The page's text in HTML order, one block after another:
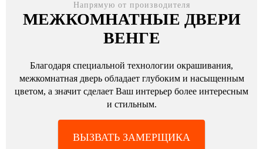
Напрямую от производителя
МЕЖКОМНАТНЫЕ ДВЕРИ
ВЕНГЕ
Благодаря специальной технологии окрашивания,
межкомнатная дверь обладает глубоким и насыщенным
цветом, а значит сделает Ваш интерьер более интересным
и стильным.
ВЫЗВАТЬ ЗАМЕРЩИКА